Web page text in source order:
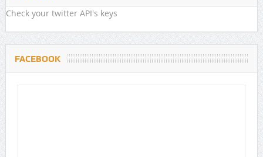
Check your twitter API's keys
FACEBOOK